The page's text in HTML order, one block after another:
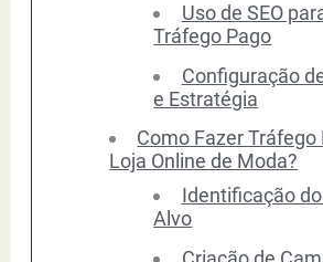
Uso de SEO
Tráfego Pago
Configuração
e Estratégia
Como Fazer Tráfego
Loja Online de Moda?
Identificação
Alvo